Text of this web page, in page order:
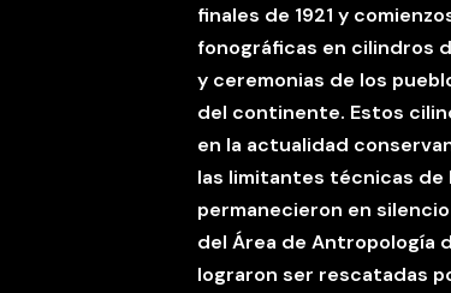
finales de 1921 y
fonográficas en cilindros
y ceremonias de los
del continente. Estos
en la actualidad
las limitantes técnicas de
permanecieron en
del Área de Antropología
lograron ser rescatadas